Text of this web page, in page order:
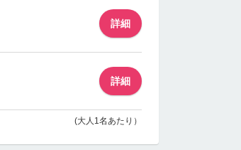
詳細
詳細
(大人1名あたり）